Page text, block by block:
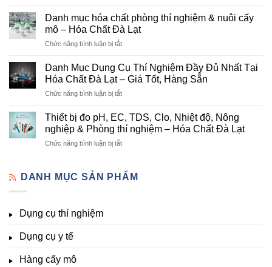
Cung
Cấp
Hóa
Chất
Thiết
Nghiệm
Tín
Tại
mục
hóa
chất
nông
tại
Đà
–
Chất
Đà
đầy
lượng,
Danh mục hóa chất phòng thí nghiệm & nuôi cấy
mô – Hóa Chất Đà Lạt
Chức năng bình luận bị tắtở
mục
hóa
chất
phòng
nghiệm
&
cấy
Hóa
Danh Mục Dụng Cụ Thí Nghiệm Đầy Đủ Nhất Tại
Hóa Chất Đà Lạt – Giá Tốt, Hàng Sẵn
Chức năng bình luận bị tắtở
Mục
Dụng
Cụ
Thí
Đủ
Thiết bị đo pH, EC, TDS, Clo, Nhiệt độ, Nông
nghiệp & Phòng thí nghiệm – Hóa Chất Đà Lạt
Chức năng bình luận bị tắtở
đo
DANH MỤC SẢN PHẨM
Dụng cụ thí nghiệm
Dụng cụ y tế
Hàng cấy mô